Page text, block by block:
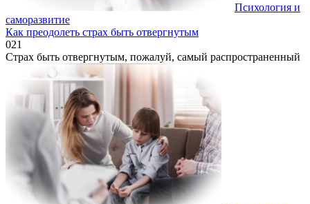
Психология и
саморазвитие
Как преодолеть страх быть отвергнутым
021
Страх быть отвергнутым, пожалуй, самый распространенный